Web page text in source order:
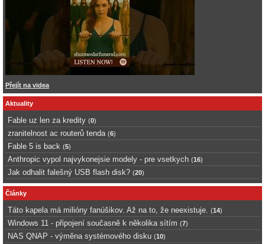
Přejít na videa
Aktuality
Fable uz len za kredity (0)
zranitelnost ac routerů tenda (6)
Fable 5 is back (5)
Anthropic vypol najvykonejsie modely - pre vsetkych (16)
Jak odhalit falešný USB flash disk? (20)
Články
Táto kapela má milióny fanúšikov. Až na to, že neexistuje. (14)
Windows 11 - připojení současně k několika sítím (7)
NAS QNAP - výměna systémového disku (10)